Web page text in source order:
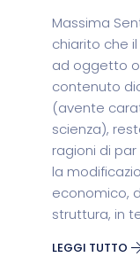
Massima
chiarito che
ad oggetto
contenuto
(avente
scienza),
ragioni di
la
economico,
struttura, in
LEGGI TUTTO